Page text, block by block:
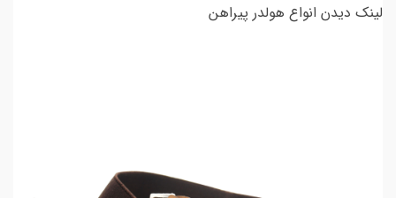
لینک دیدن انواع هولدر پیراهن